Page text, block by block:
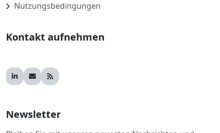
Nutzungsbedingungen
Kontakt aufnehmen
Newsletter